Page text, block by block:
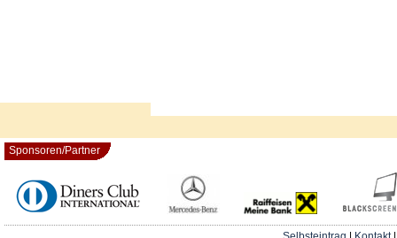
Sponsoren/Partner